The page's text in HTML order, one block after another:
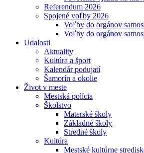
Referendum 2026
Spojené voľby 2026
Voľby do orgánov
Voľby do orgánov
Udalosti
Aktuality
Kultúra a šport
Kalendár podujatí
Šamorín a okolie
Život v meste
Mestská polícia
Školstvo
Materské školy
Základné školy
Stredné školy
Kultúra
Mestské kultúrne